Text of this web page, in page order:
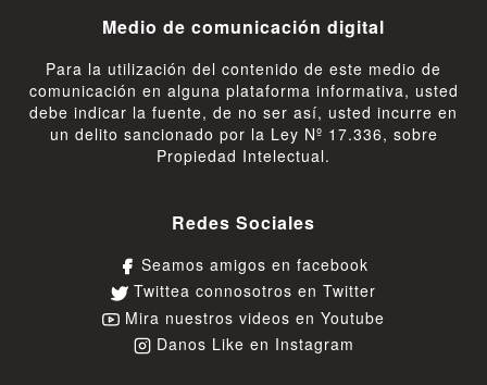
Medio de comunicación digital
Para la utilización del contenido de este medio de
comunicación en alguna plataforma informativa, usted
debe indicar la fuente, de no ser así, usted incurre en
un delito sancionado por la Ley Nº 17.336, sobre
Propiedad Intelectual.
Redes Sociales
Seamos amigos en facebook
Twittea connosotros en Twitter
Mira nuestros videos en Youtube
Danos Like en Instagram